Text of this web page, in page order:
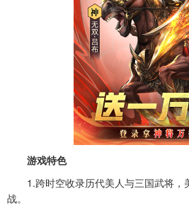
游戏特色
1.跨时空收录历代美人与三国武将，
战。